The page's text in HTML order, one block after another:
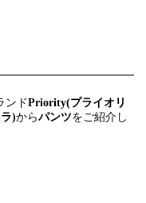
ンドPriority(プライオリ
)からパンツをご紹介し